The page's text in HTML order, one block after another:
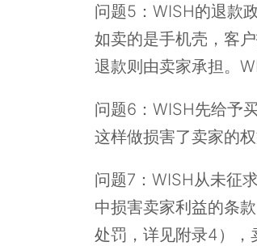
问题5：WISH的退款
如卖的是手机壳，客
退款则由卖家承担。
问题6：WISH先给予
这样做损害了卖家的
问题7：WISH从未征
中损害卖家利益的条
处罚，详见附录4），